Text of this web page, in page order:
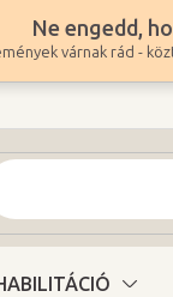
Ne engedd,
várnak rád -